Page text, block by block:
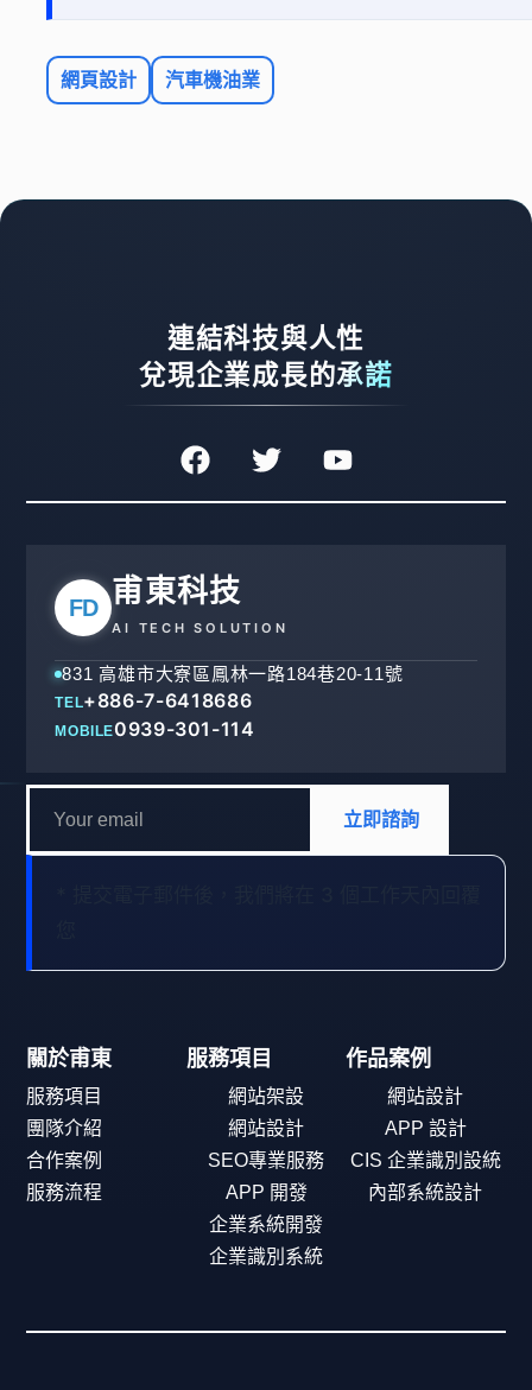
網頁設計 汽車機油業
連結科技與人性
兌現企業成長的承諾
FD 甫東科技
AI TECH SOLUTION
831 高雄市大寮區鳳林一路184巷20-11號
TEL+886-7-6418686
MOBILE0939-301-114
立即諮詢
關於甫東
服務項目
團隊介紹
合作案例
服務流程
服務項目
網站架設
網站設計
SEO專業服務
APP 開發
企業系統開發
企業識別系統
作品案例
網站設計
APP 設計
CIS 企業識別設統
內部系統設計